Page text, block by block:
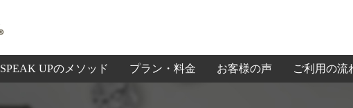
SPEAK UPのメソッド プラン・料金 お客様の声 ご利用の流